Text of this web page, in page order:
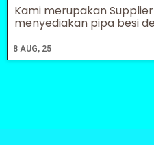
8 AUG, 25
Kami merupakan Supplier
menyediakan pipa besi